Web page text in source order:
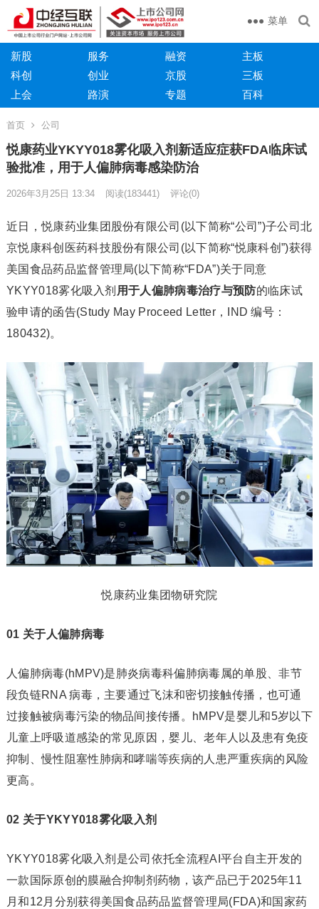
菜单
新股 服务 融资
主板
科创
创业 京股
三板
上会
路演 专题 百科
首页 公司
悦康药业YKYY018雾化吸入剂新适应症获FDA临床试
验批准，用于人偏肺病毒感染防治
2026年3月25日 13:34 阅读(183441) 评论(0)
近日，悦康药业集团股份有限公司(以下简称“公司”)子公司北
京悦康科创医药科技股份有限公司(以下简称“悦康科创”)获得
美国食品药品监督管理局(以下简称“FDA”)关于同意
YKYY018雾化吸入剂 用于人偏肺病毒治疗与预防的临床试
验申请的函告(Study May Proceed Letter，IND 编号：
180432)。
悦康药业集团物研究院
01 关于人偏肺病毒
人偏肺病毒(hMPV)是肺炎病毒科偏肺病毒属的单股、非节
段负链RNA 病毒，主要通过飞沫和密切接触传播，也可通
过接触被病毒污染的物品间接传播。hMPV是婴儿和5岁以下
儿童上呼吸道感染的常见原因，婴儿、老年人以及患有免疫
抑制、慢性阻塞性肺病和哮喘等疾病的人患严重疾病的风险
更高。
02 关于YKYY018雾化吸入剂
YKYY018雾化吸入剂是公司依托全流程AI平台自主开发的
一款国际原创的膜融合抑制剂药物，该产品已于2025年11
月和12月分别获得美国食品药品监督管理局(FDA)和国家药